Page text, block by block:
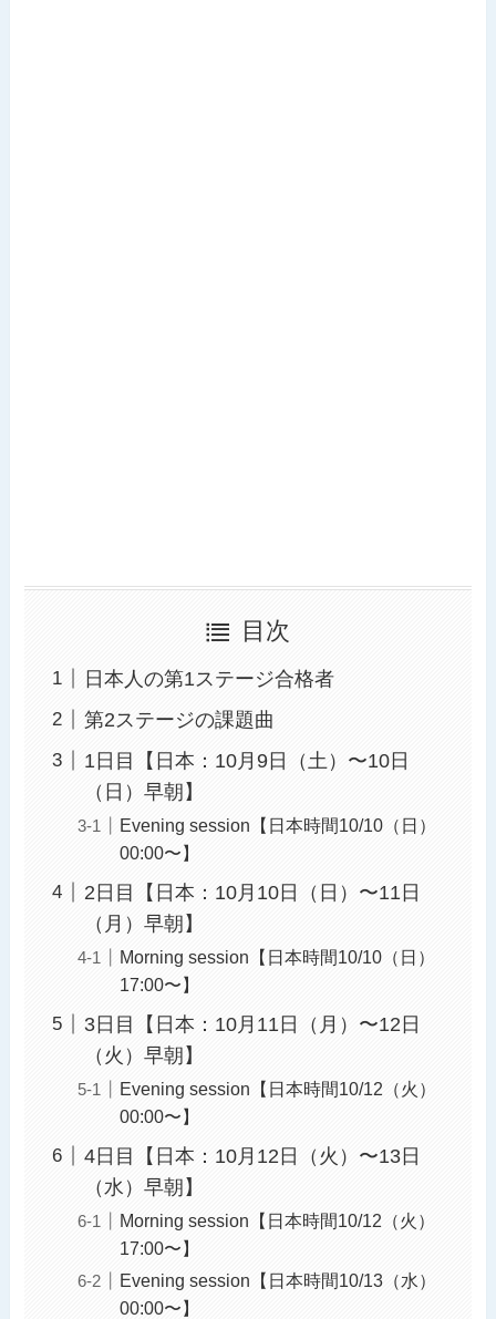
目次
日本人の第1ステージ合格者
第2ステージの課題曲
1日目【日本：10月9日（土）〜10日
（日）早朝】
Evening session【日本時間10/10（日）
00:00〜】
2日目【日本：10月10日（日）〜11日
（月）早朝】
Morning session【日本時間10/10（日）
17:00〜】
3日目【日本：10月11日（月）〜12日
（火）早朝】
Evening session【日本時間10/12（火）
00:00〜】
4日目【日本：10月12日（火）〜13日
（水）早朝】
Morning session【日本時間10/12（火）
17:00〜】
Evening session【日本時間10/13（水）
00:00〜】